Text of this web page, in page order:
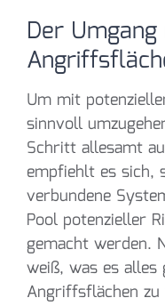
Der
Um mit
sinnvoll
Schritt allesamt
empfiehlt es sich,
verbundene
Pool potenzieller
gemacht werden.
weiß, was es alles
Angriffsflächen